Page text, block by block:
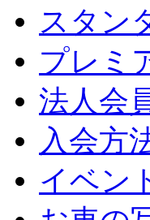
スタン
プレミ
法人会
入会方
イベン